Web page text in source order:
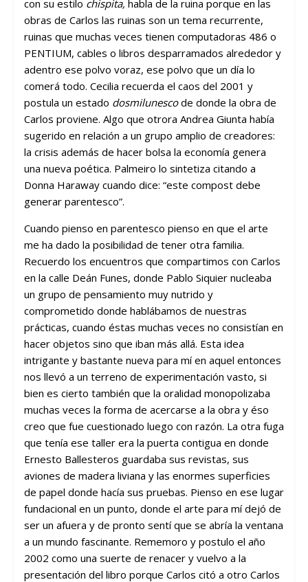
con su estilo chispita, habla de la ruina porque en las
obras de Carlos las ruinas son un tema recurrente,
ruinas que muchas veces tienen computadoras 486 o
PENTIUM, cables o libros desparramados alrededor y
adentro ese polvo voraz, ese polvo que un día lo
comerá todo. Cecilia recuerda el caos del 2001 y
postula un estado dosmilunescode donde la obra de
Carlos proviene. Algo que otrora Andrea Giunta había
sugerido en relación a un grupo amplio de creadores:
la crisis además de hacer bolsa la economía genera
una nueva poética. Palmeiro lo sintetiza citando a
Donna Haraway cuando dice: “este compost debe
generar parentesco”.
Cuando pienso en parentesco pienso en que el arte
me ha dado la posibilidad de tener otra familia.
Recuerdo los encuentros que compartimos con Carlos
en la calle Deán Funes, donde Pablo Siquier nucleaba
un grupo de pensamiento muy nutrido y
comprometido donde hablábamos de nuestras
prácticas, cuando éstas muchas veces no consistían en
hacer objetos sino que iban más allá. Esta idea
intrigante y bastante nueva para mí en aquel entonces
nos llevó a un terreno de experimentación vasto, si
bien es cierto también que la oralidad monopolizaba
muchas veces la forma de acercarse a la obra y éso
creo que fue cuestionado luego con razón. La otra fuga
que tenía ese taller era la puerta contigua en donde
Ernesto Ballesteros guardaba sus revistas, sus
aviones de madera liviana y las enormes superficies
de papel donde hacía sus pruebas. Pienso en ese lugar
fundacional en un punto, donde el arte para mí dejó de
ser un afuera y de pronto sentí que se abría la ventana
a un mundo fascinante. Rememoro y postulo el año
2002 como una suerte de renacer y vuelvo a la
presentación del libro porque Carlos citó a otro Carlos